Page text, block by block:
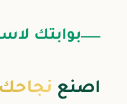
بوابتك
اصنع نجاحك